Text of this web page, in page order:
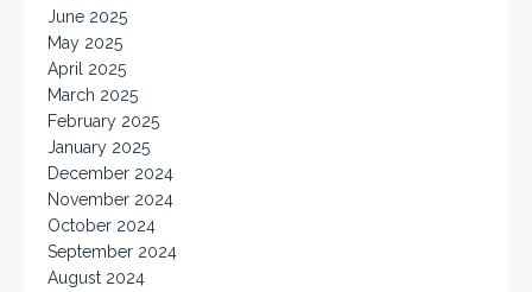
June 2025
May 2025
April 2025
March 2025
February 2025
January 2025
December 2024
November 2024
October 2024
September 2024
August 2024